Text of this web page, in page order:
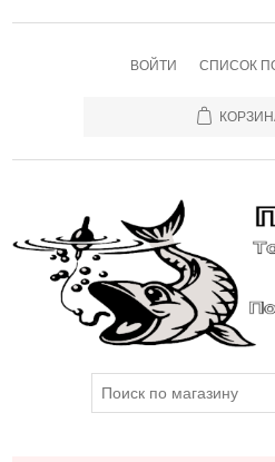
ВОЙТИ СПИСОК